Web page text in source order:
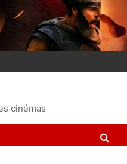
cinémas